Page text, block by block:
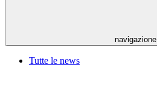
navigazione
Tutte le news